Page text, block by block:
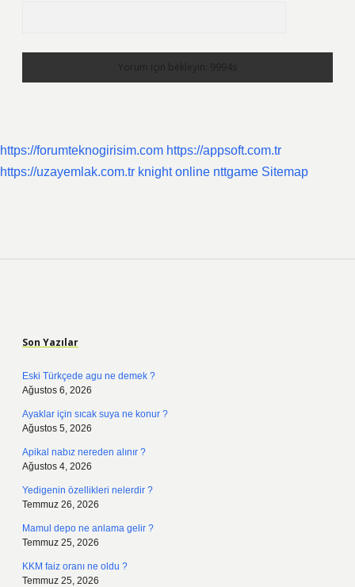
https://forumteknogirisim.com https://appsoft.com.tr
https://uzayemlak.com.tr knight online nttgame Sitemap
Son Yazılar
Eski Türkçede agu ne demek ?
Ağustos 6, 2026
Ayaklar için sıcak suya ne konur ?
Ağustos 5, 2026
Apikal nabız nereden alınır ?
Ağustos 4, 2026
Yedigenin özellikleri nelerdir ?
Temmuz 26, 2026
Mamul depo ne anlama gelir ?
Temmuz 25, 2026
KKM faiz oranı ne oldu ?
Temmuz 25, 2026